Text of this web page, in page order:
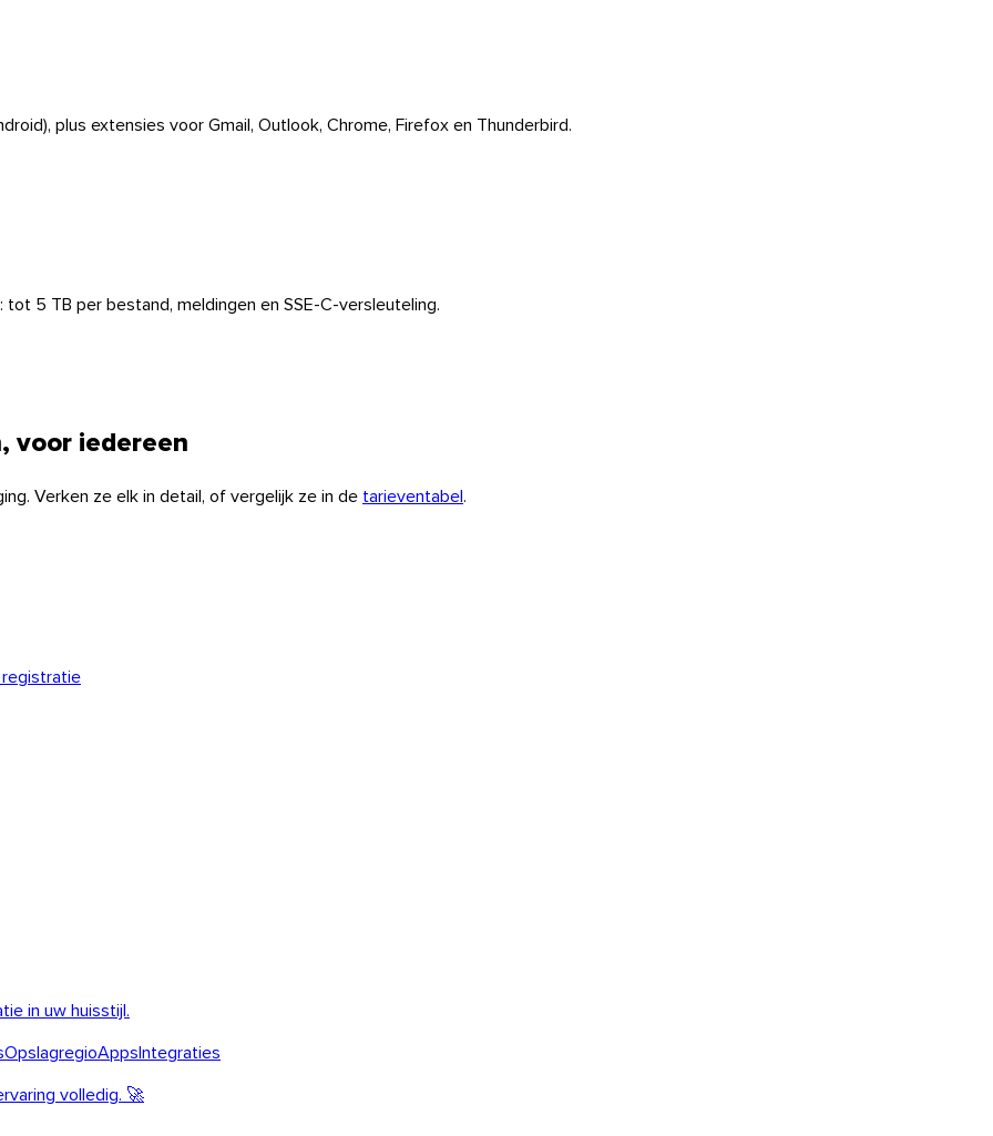
plus extensies voor Gmail, Outlook, Chrome, Firefox en Thunderbird.
5 TB per bestand, meldingen en SSE-C-versleuteling.
voor iedereen
Verken ze elk in detail, of vergelijk ze in de tarieventabel.
in uw huisstijl.
OpslagregioAppsIntegraties
volledig. 🚀